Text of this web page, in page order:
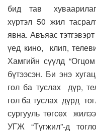
бид тав
хүртэл 50 жил
явна. Авъяас
үед кино, клип,
Хамгийн сүүлд
бүтээсэн. Би энэ
гол ба туслах дүр,
гол ба туслах дүрд
сургууль төгсөх
УГЖ “Түгжил”-д